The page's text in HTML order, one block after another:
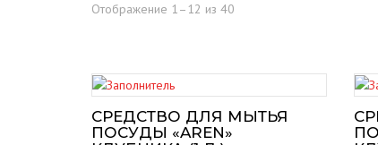
Отображение 1–12 из 40
СРЕДСТВО ДЛЯ МЫТЬЯ
ПОСУДЫ «AREN»